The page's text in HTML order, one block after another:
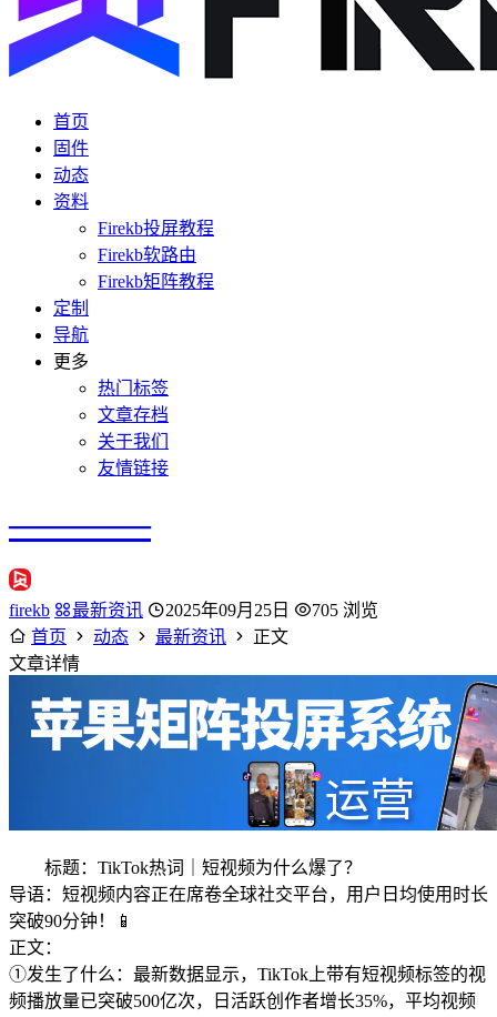
首页
固件
动态
资料
Firekb投屏教程
Firekb软路由
Firekb矩阵教程
定制
导航
更多
热门标签
文章存档
关于我们
友情链接
————
firekb 最新资讯 2025年09月25日
705 浏览
首页
动态 最新资讯
正文
文章详情
标题：TikTok热词｜短视频为什么爆了？
导语：短视频内容正在席卷全球社交平台，用户日均使用时长
突破90分钟！📱
正文：
①发生了什么：最新数据显示，TikTok上带有短视频标签的视
频播放量已突破500亿次，日活跃创作者增长35%，平均视频